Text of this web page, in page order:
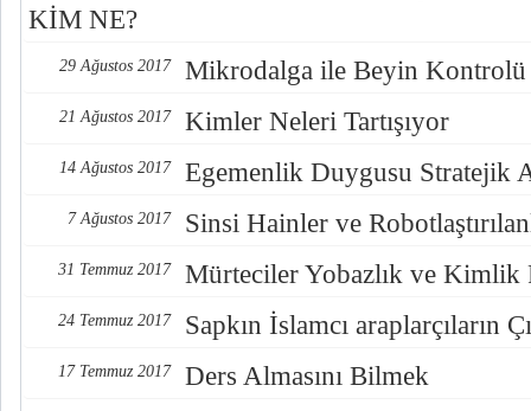
KİM NE?
29 Ağustos 2017 Mikrodalga ile Beyin Kontrolü
21 Ağustos 2017 Kimler Neleri Tartışıyor
14 Ağustos 2017 Egemenlik Duygusu Stratejik
7 Ağustos 2017 Sinsi Hainler ve
31 Temmuz 2017 Mürteciler Yobazlık ve Kimlik
24 Temmuz 2017 Sapkın İslamcı araplarçıların
17 Temmuz 2017 Ders Almasını Bilmek